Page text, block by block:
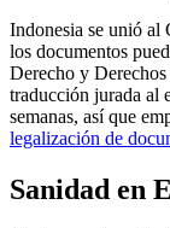
Indonesia se unió
los documentos
Derecho y
traducción jurada al
semanas, así que
legalización de
Sanidad en